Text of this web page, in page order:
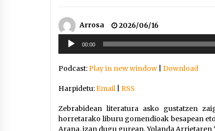
Arrosa
2026/06/16
Soinu
erreproduzigailua
00:00
Podcast:Play in new window Download
Harpidetu:Email RSS
Zebrabidean literatura asko gustatzen
horretarako liburu gomendioak besapean
Arana, izan dugu gurean, Yolanda Arrietaren